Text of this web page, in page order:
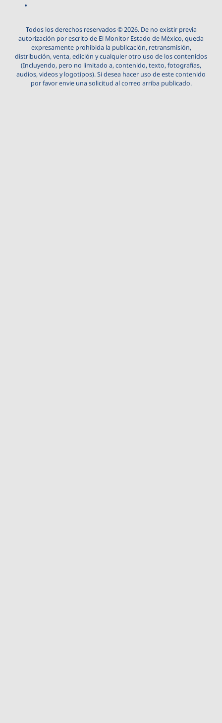
Todos los derechos reservados © 2026. De no existir previa
autorización por escrito de El Monitor Estado de México, queda
expresamente prohibida la publicación, retransmisión,
distribución, venta, edición y cualquier otro uso de los contenidos
(Incluyendo, pero no limitado a, contenido, texto, fotografías,
audios, videos y logotipos). Si desea hacer uso de este contenido
por favor envie una solicitud al correo arriba publicado.